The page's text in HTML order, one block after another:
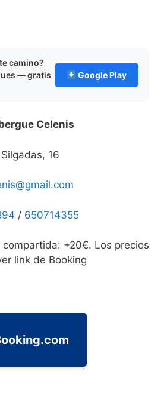
camino?
— gratis
Google Play
Celenis
16
/ 650714355
+20€. Los precios
link de Booking